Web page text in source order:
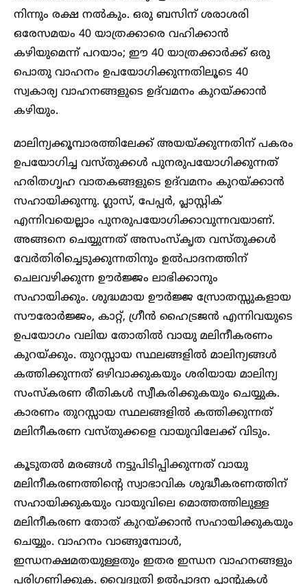
നിന്നും രക്ഷ നൽകും. ഒരു ബസിന് ശരാശരി
ഒരേസമയം 40 യാത്രക്കാരെ വഹിക്കാൻ
കഴിയുമെന്ന് പറയാം; ഈ 40 യാത്രക്കാർക്ക് ഒരു
പൊതു വാഹനം ഉപയോഗിക്കുന്നതിലൂടെ 40
സ്വകാര്യ വാഹനങ്ങളുടെ ഉദ്‌വമനം കുറയ്ക്കാൻ
കഴിയും.
മാലിന്യക്കൂമ്പാരത്തിലേക്ക് അയയ്ക്കുന്നതിന് പകരം
ഉപയോഗിച്ച വസ്തുക്കൾ പുനരുപയോഗിക്കുന്നത്
ഹരിതഗൃഹ വാതകങ്ങളുടെ ഉദ്‌വമനം കുറയ്ക്കാൻ
സഹായിക്കുന്നു. ഗ്ലാസ്, പേപ്പർ, പ്ലാസ്റ്റിക്
എന്നിവയെല്ലാം പുനരുപയോഗിക്കാവുന്നവയാണ്.
അങ്ങനെ ചെയ്യുന്നത് അസംസ്കൃത വസ്തുക്കൾ
വേർതിരിച്ചെടുക്കുന്നതിനും ഉൽ‌പാദനത്തിന്
ചെലവഴിക്കുന്ന ഊർജ്ജം ലാഭിക്കാനും
സഹായിക്കും. ശുദ്ധമായ ഊർജ്ജ സ്രോതസ്സുകളായ
സൗരോർജ്ജം, കാറ്റ്, ഗ്രീൻ ഹൈട്രജൻ എന്നിവയുടെ
ഉപയോഗം വലിയ തോതിൽ വായു മലിനീകരണം
കുറയ്ക്കും. തുറസ്സായ സ്ഥലങ്ങളിൽ മാലിന്യങ്ങൾ
കത്തിക്കുന്നത് ഒഴിവാക്കുകയും ശരിയായ മാലിന്യ
സംസ്കരണ രീതികൾ സ്വീകരിക്കുകയും ചെയ്യുക.
കാരണം തുറസ്സായ സ്ഥലങ്ങളിൽ കത്തിക്കുന്നത്
മലിനീകരണ വസ്തുക്കളെ വായുവിലേക്ക് വിടും.
കൂടുതൽ മരങ്ങൾ നട്ടുപിടിപ്പിക്കുന്നത് വായു
മലിനീകരണത്തിന്റെ സ്വാഭാവിക ശുദ്ധീകരണത്തിന്
സഹായിക്കുകയും വായുവിലെ മൊത്തത്തിലുള്ള
മലിനീകരണ തോത് കുറയ്ക്കാൻ സഹായിക്കുകയും
ചെയ്യും. വാഹനം വാങ്ങുമ്പോൾ,
ഇന്ധനക്ഷമതയുള്ളതും ഇതര ഇന്ധന വാഹനങ്ങളും
പരിഗണിക്കുക. വൈദ്യുതി ഉൽപ്പാദന പ്ലാന്റുകൾ